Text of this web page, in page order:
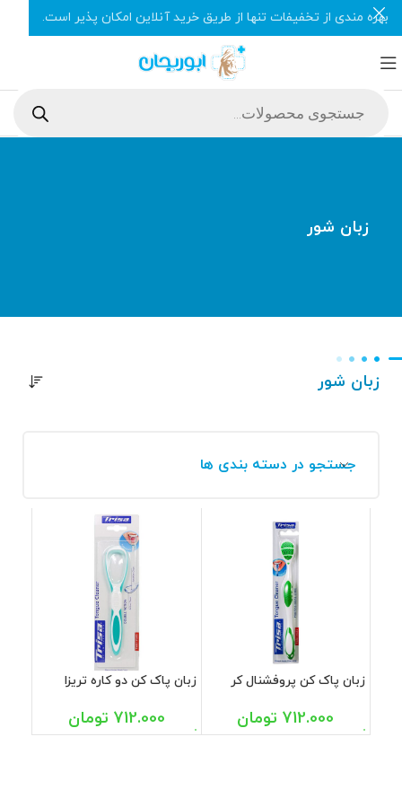
زبان شور
زبان شور
جستجو در دسته بندی ها
زبان پاک کن پروفشنال کر
712.000 تومان
زبان پاک کن دو کاره تریزا
712.000 تومان
بهره مندی از تخفیفات تنها از طریق خرید آنلاین امکان پذیر است.